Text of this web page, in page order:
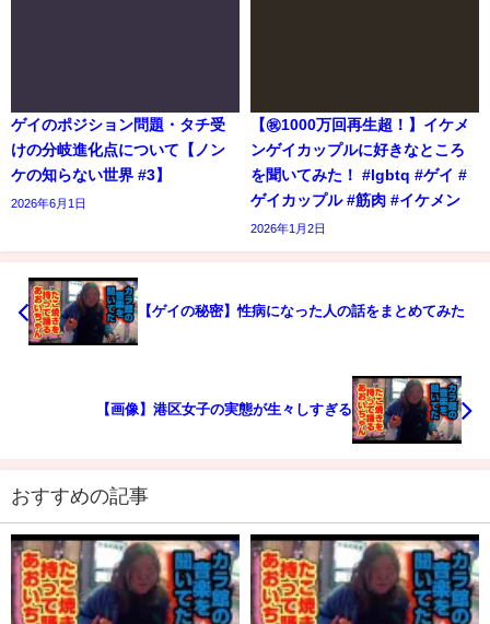
ゲイのポジション問題・タチ受
けの分岐進化点について【ノン
ケの知らない世界 #3】
2026年6月1日
【㊗️1000万回再生超！】イケメ
ンゲイカップルに好きなところ
を聞いてみた！ #lgbtq #ゲイ #
ゲイカップル #筋肉 #イケメン
2026年1月2日
【ゲイの秘密】性病になった人の話をまとめてみた
【画像】港区女子の実態が生々しすぎる
おすすめの記事